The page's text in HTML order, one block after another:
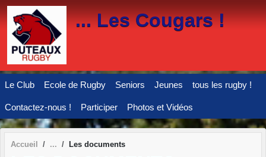
... Les Cougars !
Le Club Ecole de Rugby Seniors Jeunes tous les rugby !
Contactez-nous ! Participer Photos et Vidéos
Accueil Les documents
Panneau de gestion des cookies